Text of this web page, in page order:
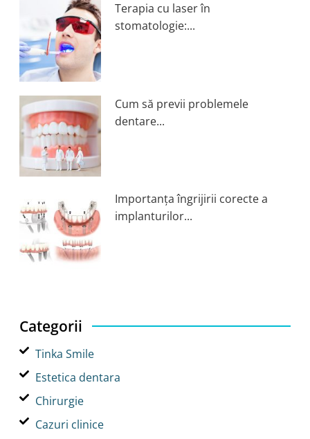
Terapia cu laser în
stomatologie:...
Cum să previi problemele
dentare...
Importanța îngrijirii corecte a
implanturilor...
Categorii
Tinka Smile
Estetica dentara
Chirurgie
Cazuri clinice